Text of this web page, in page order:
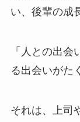
い、後輩の成
「人との出
る出会いがた
それは、上司